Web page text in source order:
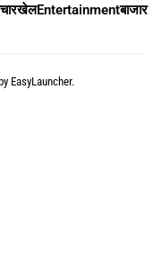
खेलEntertainmentबाजार
EasyLauncher.